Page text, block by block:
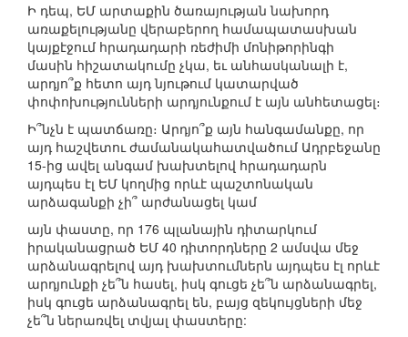
Ի դեպ, ԵՄ արտաքին ծառայության նախորդ
առաքելությանը վերաբերող համապատասխան
կայքէջում հրադադարի ռեժիմի մոնիթորինգի
մասին հիշատակումը չկա, եւ անհասկանալի է,
արդյո՞ք հետո այդ նյութում կատարված
փոփոխությունների արդյունքում է այն անհետացել։
Ի՞նչն է պատճառը։ Արդյո՞ք այն հանգամանքը, որ
այդ հաշվետու ժամանակահատվածում Ադրբեջանը
15-ից ավել անգամ խախտելով հրադադարն
այդպես էլ ԵՄ կողմից որևէ պաշտոնական
արձագանքի չի՞ արժանացել կամ
այն փաստը, որ 176 պլանային դիտարկում
իրականացրած ԵՄ 40 դիտորդները 2 ամսվա մեջ
արձանագրելով այդ խախտումներն այդպես էլ որևէ
արդյունքի չե՞ն հասել, իսկ գուցե չե՞ն արձանագրել,
իսկ գուցե արձանագրել են, բայց զեկույցների մեջ
չե՞ն ներառվել տվյալ փաստերը: